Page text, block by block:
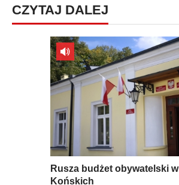
CZYTAJ DALEJ
Rusza budżet obywatelski w
Końskich